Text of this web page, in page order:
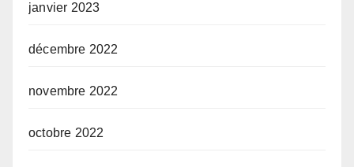
janvier 2023
décembre 2022
novembre 2022
octobre 2022